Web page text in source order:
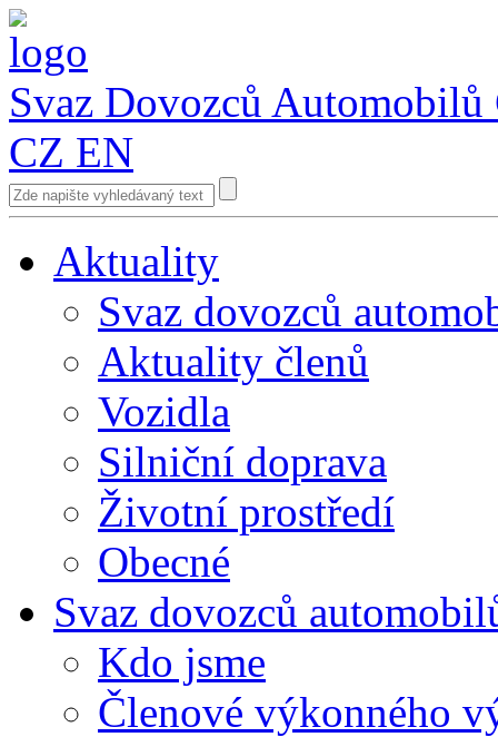
Svaz Dovozců Automobilů
CZ EN
Aktuality
Svaz dovozců
Aktuality členů
Vozidla
Silniční doprava
Životní prostředí
Obecné
Svaz dovozců
Kdo jsme
Členové výkonného